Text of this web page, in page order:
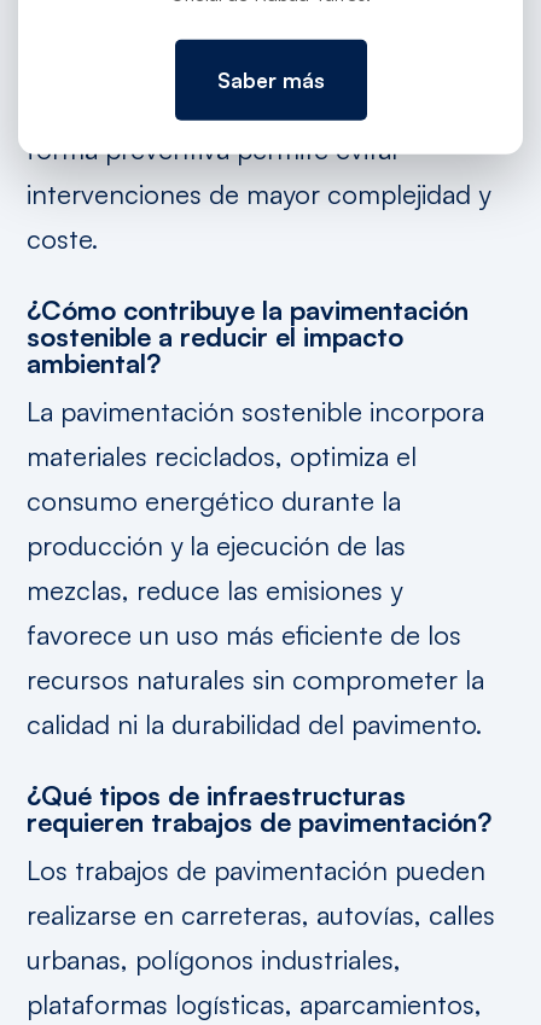
forma preventiva permite evitar
intervenciones de mayor complejidad y
coste.
¿Cómo contribuye la pavimentación
sostenible a reducir el impacto
ambiental?
La pavimentación sostenible incorpora
materiales reciclados, optimiza el
consumo energético durante la
producción y la ejecución de las
mezclas, reduce las emisiones y
favorece un uso más eficiente de los
recursos naturales sin comprometer la
calidad ni la durabilidad del pavimento.
¿Qué tipos de infraestructuras
requieren trabajos de pavimentación?
Los trabajos de pavimentación pueden
realizarse en carreteras, autovías, calles
urbanas, polígonos industriales,
plataformas logísticas, aparcamientos,
Saber más